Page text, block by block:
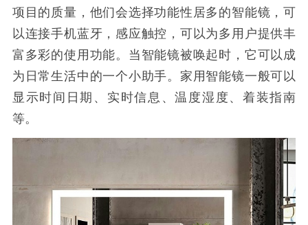
项目的质量，他们会选择功能性居多的智能镜，可
以连接手机蓝牙，感应触控，可以为多用户提供丰
富多彩的使用功能。当智能镜被唤起时，它可以成
为日常生活中的一个小助手。家用智能镜一般可以
显示时间日期、实时信息、温度湿度、着装指南
等。